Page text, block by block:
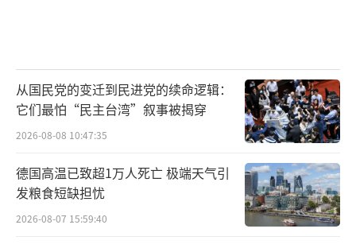
从国民党的变迁到民进党的续命逻辑：
它们最怕“民主台湾”叙事被揭穿
2026-08-08 10:47:35
德国高温已致超1万人死亡 极端天气引
发粮食短缺担忧
2026-08-07 15:59:40